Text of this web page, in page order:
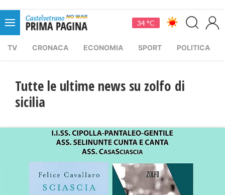
34 °C
TV CRONACA ECONOMIA SPORT POLITICA
Tutte le ultime news su zolfo di
sicilia